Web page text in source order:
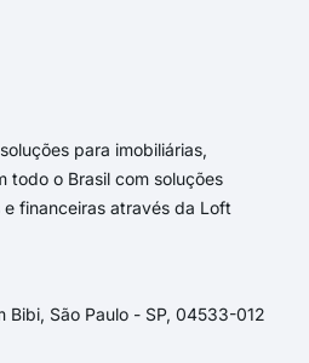
para imobiliárias,
todo o Brasil com soluções
financeiras através da Loft
Bibi, São Paulo - SP, 04533-012